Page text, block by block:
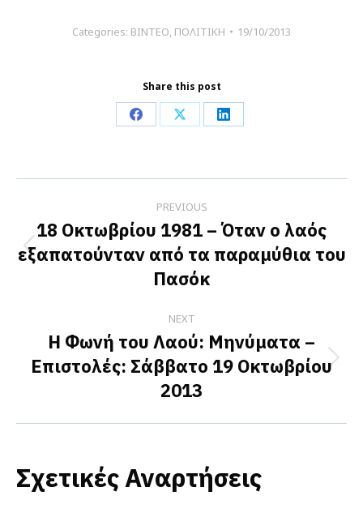
Categories: ΒΙΝΤΕΟ, ΠΟΛΙΤΙΚΗ 19/10/2013
Share this post
Share
Facebook
Share
X
Share
LinkedIn
navigation
PREVIOUS
Previous
post:
18 Οκτωβρίου 1981 – Όταν ο λαός
εξαπατούνταν από τα παραμύθια του
Πασόκ
NEXT
Next
post:
Η Φωνή του Λαού: Μηνύματα –
Επιστολές: Σάββατο 19 Οκτωβρίου
2013
Σχετικές Αναρτήσεις